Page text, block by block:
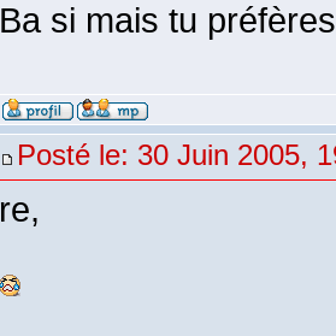
Ba si mais tu
Posté le: 30 Juin 2005,
re,